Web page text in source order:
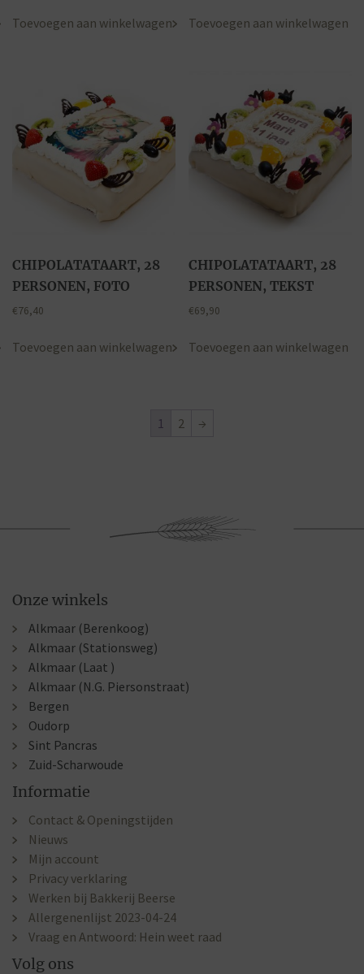
Toevoegen aan winkelwagen Toevoegen aan winkelwagen
CHIPOLATATAART, 28
PERSONEN, FOTO
€76,40
Toevoegen aan winkelwagen
CHIPOLATATAART, 28
PERSONEN, TEKST
€69,90
Toevoegen aan winkelwagen
1 2 →
Onze winkels
Alkmaar (Berenkoog)
Alkmaar (Stationsweg)
Alkmaar (Laat )
Alkmaar (N.G. Piersonstraat)
Bergen
Oudorp
Sint Pancras
Zuid-Scharwoude
Informatie
Contact & Openingstijden
Nieuws
Mijn account
Privacy verklaring
Werken bij Bakkerij Beerse
Allergenenlijst 2023-04-24
Vraag en Antwoord: Hein weet raad
Volg ons